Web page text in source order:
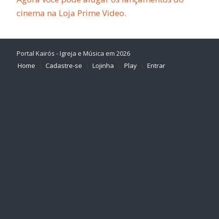
cinema na Loja Prime Video.
Portal Kairós - Igreja e Música em 2026
Home
Cadastre-se Lojinha Play Entrar